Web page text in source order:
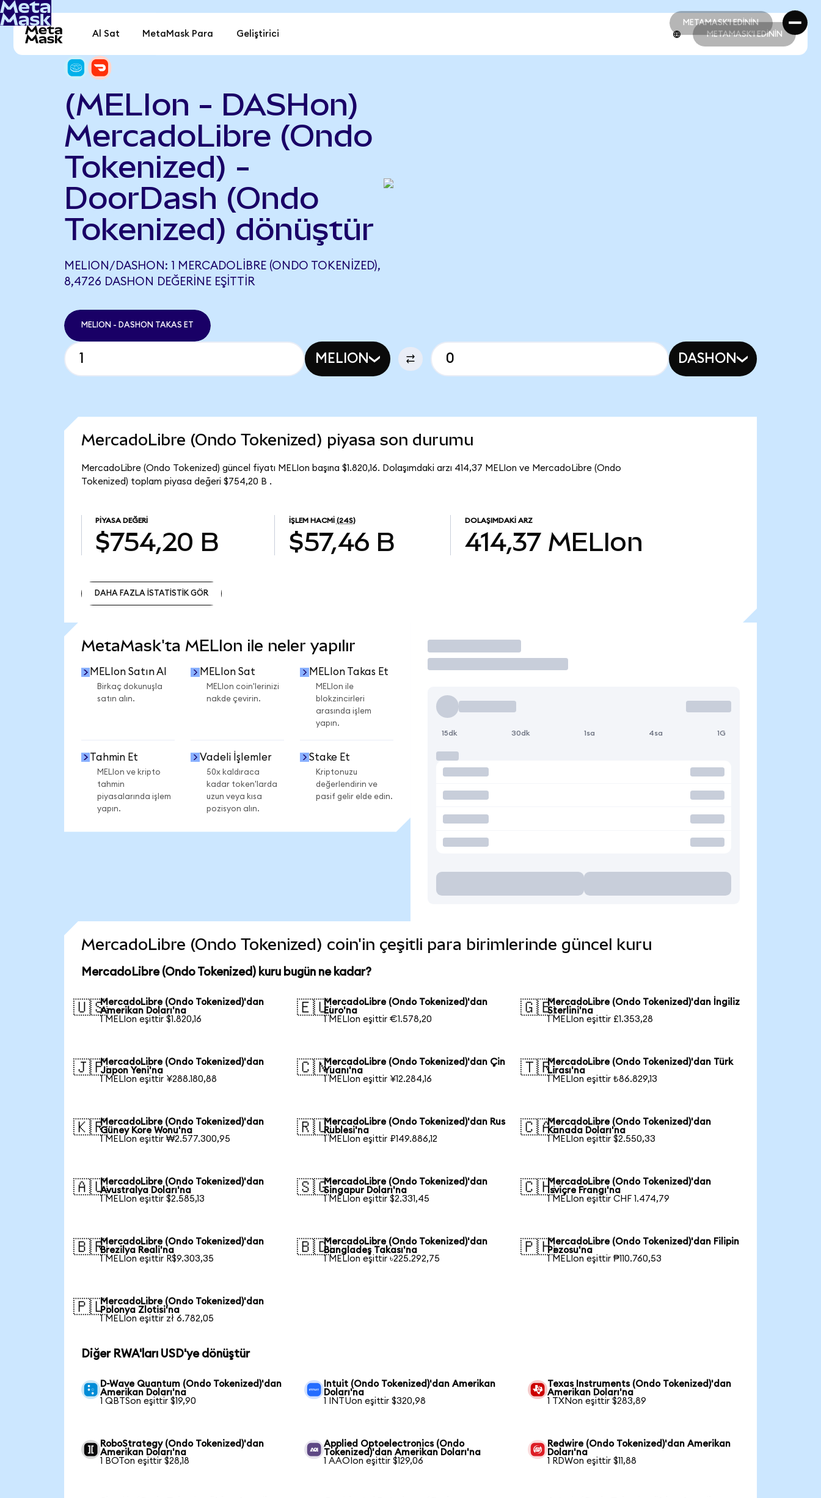
METAMASK'I EDİNİN
METAMASK'I EDİNİN
Al Sat MetaMask Para Geliştirici METAMASK'I EDİNİN
(MELIon - DASHon)
MercadoLibre (Ondo
Tokenized) -
DoorDash (Ondo
Tokenized) dönüştür
MELION/DASHON: 1 MERCADOLIBRE (ONDO TOKENIZED),
8,4726 DASHON DEĞERINE EŞITTIR
MELION - DASHON TAKAS ET
MELION DASHON
MercadoLibre (Ondo Tokenized) piyasa son durumu
MercadoLibre (Ondo Tokenized) güncel fiyatı MELIon başına $1.820,16. Dolaşımdaki arzı 414,37 MELIon ve MercadoLibre (Ondo
Tokenized) toplam piyasa değeri $754,20 B .
PIYASA DEĞERI
$754,20 B
İŞLEM HACMI (24S)
$57,46 B
DOLAŞIMDAKI ARZ
414,37 MELIon
DAHA FAZLA İSTATİSTİK GÖR
MetaMask'ta MELIon ile neler yapılır
MELIon Satın Al
Birkaç dokunuşla
satın alın.
MELIon Sat
MELIon coin'lerinizi
nakde çevirin.
MELIon Takas Et
MELIon ile
blokzincirleri
arasında işlem
yapın.
Tahmin Et
MELIon ve kripto
tahmin
piyasalarında işlem
yapın.
Vadeli İşlemler
50x kaldıraca
kadar token'larda
uzun veya kısa
pozisyon alın.
Stake Et
Kriptonuzu
değerlendirin ve
pasif gelir elde edin.
İşlem Yap
15dk 30dk 1sa 4sa 1G
MercadoLibre (Ondo Tokenized) coin'in çeşitli para birimlerinde güncel kuru
MercadoLibre (Ondo Tokenized) kuru bugün ne kadar?
🇺🇸MercadoLibre (Ondo Tokenized)'dan
Amerikan Doları'na
1 MELIon eşittir $1.820,16
🇪🇺MercadoLibre (Ondo Tokenized)'dan
Euro'na
1 MELIon eşittir €1.578,20
🇬🇧MercadoLibre (Ondo Tokenized)'dan İngiliz
Sterlini'na
1 MELIon eşittir £1.353,28
🇯🇵MercadoLibre (Ondo Tokenized)'dan
Japon Yeni'na
1 MELIon eşittir ¥288.180,88
🇨🇳MercadoLibre (Ondo Tokenized)'dan Çin
Yuanı'na
1 MELIon eşittir ¥12.284,16
🇹🇷MercadoLibre (Ondo Tokenized)'dan Türk
Lirası'na
1 MELIon eşittir ₺86.829,13
🇰🇷MercadoLibre (Ondo Tokenized)'dan
Güney Kore Wonu'na
1 MELIon eşittir ₩2.577.300,95
🇷🇺MercadoLibre (Ondo Tokenized)'dan Rus
Rublesi'na
1 MELIon eşittir ₽149.886,12
🇨🇦MercadoLibre (Ondo Tokenized)'dan
Kanada Doları'na
1 MELIon eşittir $2.550,33
🇦🇺MercadoLibre (Ondo Tokenized)'dan
Avustralya Doları'na
1 MELIon eşittir $2.585,13
🇸🇬MercadoLibre (Ondo Tokenized)'dan
Singapur Doları'na
1 MELIon eşittir $2.331,45
🇨🇭MercadoLibre (Ondo Tokenized)'dan
İsviçre Frangı'na
1 MELIon eşittir CHF 1.474,79
🇧🇷MercadoLibre (Ondo Tokenized)'dan
Brezilya Reali'na
1 MELIon eşittir R$9.303,35
🇧🇩MercadoLibre (Ondo Tokenized)'dan
Bangladeş Takası'na
1 MELIon eşittir ৳225.292,75
🇵🇭MercadoLibre (Ondo Tokenized)'dan Filipin
Pezosu'na
1 MELIon eşittir ₱110.760,53
🇵🇱MercadoLibre (Ondo Tokenized)'dan
Polonya Zlotisi'na
1 MELIon eşittir zł 6.782,05
Diğer RWA'ları USD'ye dönüştür
D-Wave Quantum (Ondo Tokenized)'dan
Amerikan Doları'na
1 QBTSon eşittir $19,90
Intuit (Ondo Tokenized)'dan Amerikan
Doları'na
1 INTUon eşittir $320,98
Texas Instruments (Ondo Tokenized)'dan
Amerikan Doları'na
1 TXNon eşittir $283,89
RoboStrategy (Ondo Tokenized)'dan
Amerikan Doları'na
1 BOTon eşittir $28,18
Applied Optoelectronics (Ondo
Tokenized)'dan Amerikan Doları'na
1 AAOIon eşittir $129,06
Redwire (Ondo Tokenized)'dan Amerikan
Doları'na
1 RDWon eşittir $11,88